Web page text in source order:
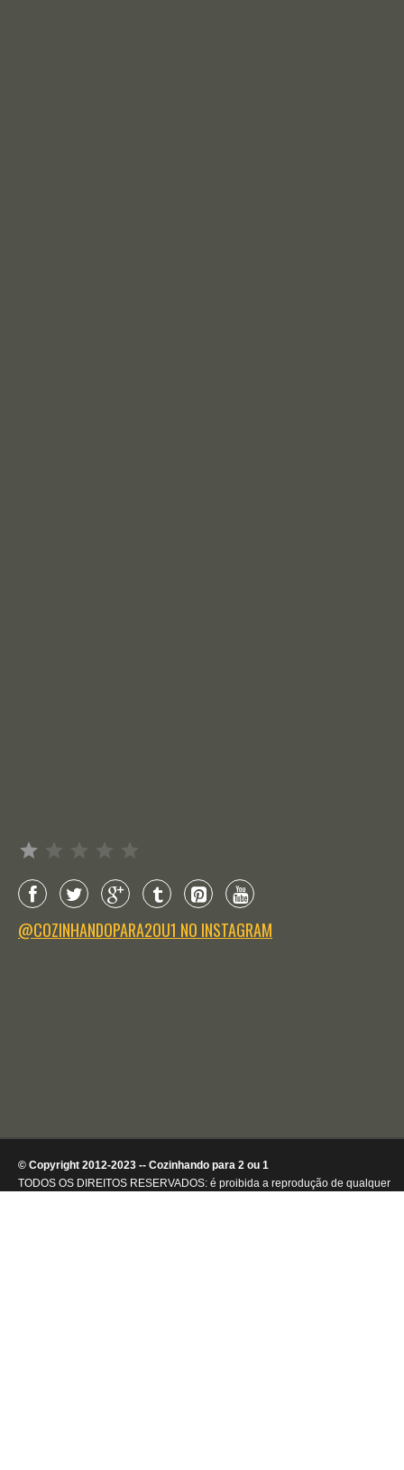
@COZINHANDOPARA2OU1 NO INSTAGRAM
© Copyright 2012-2023 -- Cozinhando para 2 ou 1
TODOS OS DIREITOS RESERVADOS: é proibida a reprodução de qualquer